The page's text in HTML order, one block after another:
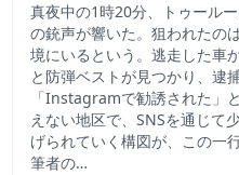
真夜中の1時20分、トゥール
の銃声が響いた。狙われたの
境にいるという。逃走した車
と防弾ベストが見つかり、逮
「Instagramで勧誘された」
えない地区で、SNSを通じて
げられていく構図が、この一
筆者の…